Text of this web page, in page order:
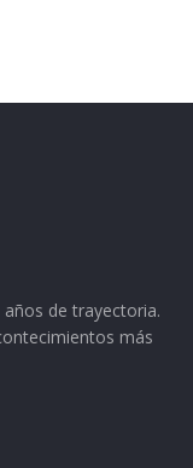
de trayectoria.
más